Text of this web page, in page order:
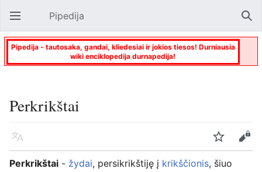
Atverti pagrindinį meniu Pipedija
Pipedija - tautosaka, gandai, kliedesiai ir jokios tiesos! Durniausia
wiki enciklopedija durnapedija!
Perkrikštai
Kalba Stebėti
Keisti
Perkrikštai - žydai, persikrikštiję į krikščionis, šiuo